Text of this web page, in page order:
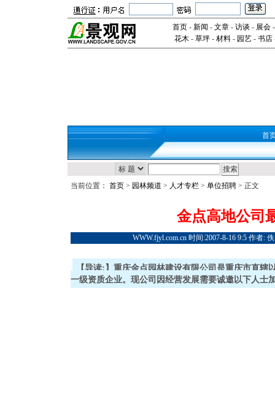
首页- 新闻 - 文章- 访谈 - 展会
花木- 草坪- 材料- 园艺- 书店
首
当前位置： 首页 > 园林频道 > 人才专栏 > 单位招聘 > 正文
金点高地公司
WWW.fjyl.com.cn 时间:2007-8-16 9:5 作者:
【导读:】重庆金点园林建设有限公司是重庆市直
一级资质企业。现公司因经营发展需要诚邀以下人士